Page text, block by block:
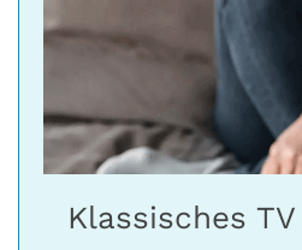
Klassisches TV